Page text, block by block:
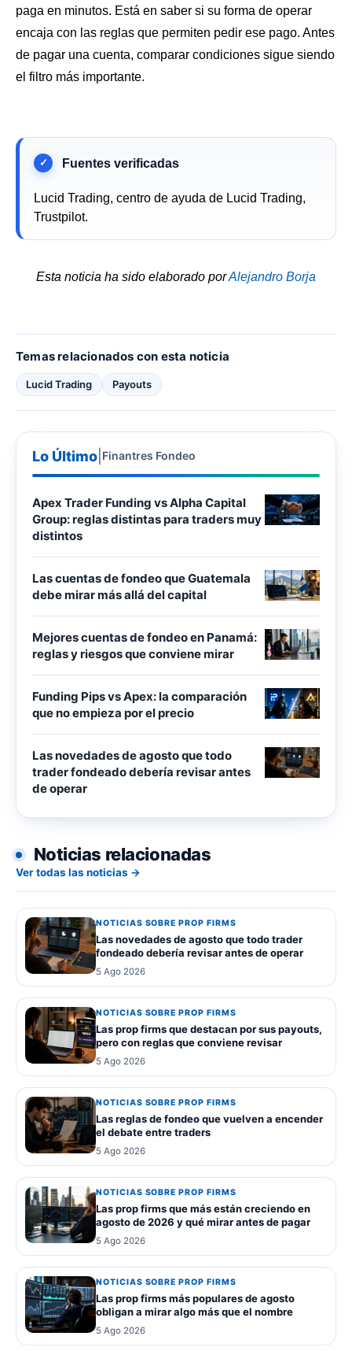
paga en minutos. Está en saber si su forma de operar
encaja con las reglas que permiten pedir ese pago. Antes
de pagar una cuenta, comparar condiciones sigue siendo
el filtro más importante.
Lucid Trading, centro de ayuda de Lucid Trading,
Trustpilot.
Esta noticia ha sido elaborado porAlejandro Borja
Temas relacionados con esta noticia
Lucid Trading Payouts
Lo Último Finantres Fondeo
Apex Trader Funding vs Alpha Capital
Group: reglas distintas para traders muy
distintos
Las cuentas de fondeo que Guatemala
debe mirar más allá del capital
Mejores cuentas de fondeo en Panamá:
reglas y riesgos que conviene mirar
Funding Pips vs Apex: la comparación
que no empieza por el precio
Las novedades de agosto que todo
trader fondeado debería revisar antes
de operar
Noticias relacionadas
Ver todas las noticias →
NOTICIAS SOBRE PROP FIRMS
Las novedades de agosto que todo trader
fondeado debería revisar antes de operar
5 Ago 2026
NOTICIAS SOBRE PROP FIRMS
Las prop firms que destacan por sus payouts,
pero con reglas que conviene revisar
5 Ago 2026
NOTICIAS SOBRE PROP FIRMS
Las reglas de fondeo que vuelven a encender
el debate entre traders
5 Ago 2026
NOTICIAS SOBRE PROP FIRMS
Las prop firms que más están creciendo en
agosto de 2026 y qué mirar antes de pagar
5 Ago 2026
NOTICIAS SOBRE PROP FIRMS
Las prop firms más populares de agosto
obligan a mirar algo más que el nombre
5 Ago 2026